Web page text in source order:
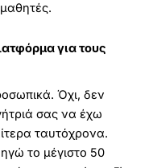
για τους
Όχι, δεν
σας να έχω
ταυτόχρονα.
το μέγιστο 50